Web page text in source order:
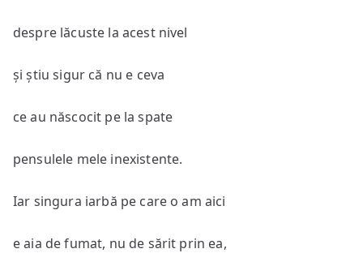
despre lăcuste la acest nivel
și știu sigur că nu e ceva
ce au născocit pe la spate
pensulele mele inexistente.
Iar singura iarbă pe care o am aici
e aia de fumat, nu de sărit prin ea,